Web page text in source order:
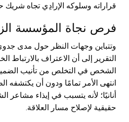
قراراته وسلوكه الإرادِي تجاه شريك
فرص نجاة المؤسسة
وتتباين وجهات النظر حول مدى جدوى
التقرير إلى أن الاعتراف بالارتباط
الشخص في التخلص من تأنيب
انتهى الأمر تمامًا ودون أن يكتشفه
أنانيًا؛ لأنه يتسبب في إيذاء مشاعر
حقيقية لإصلاح مسار العلاقة.